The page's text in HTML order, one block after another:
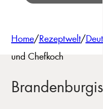
Home/Rezeptwelt/
und Chefkoch